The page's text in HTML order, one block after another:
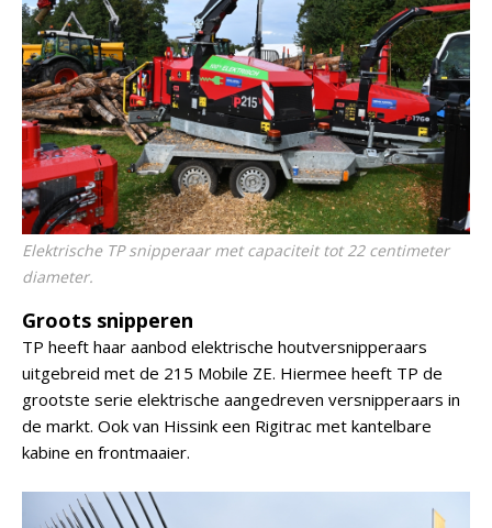
Elektrische TP snipperaar met capaciteit tot 22 centimeter
diameter.
Groots snipperen
TP heeft haar aanbod elektrische houtversnipperaars
uitgebreid met de 215 Mobile ZE. Hiermee heeft TP de
grootste serie elektrische aangedreven versnipperaars in
de markt. Ook van Hissink een Rigitrac met kantelbare
kabine en frontmaaier.